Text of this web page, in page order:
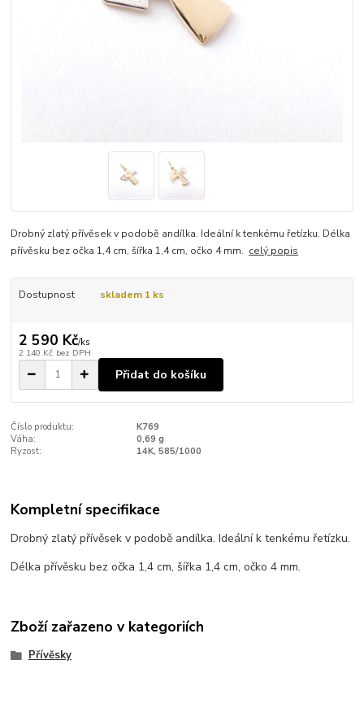
Drobný zlatý přívěsek v podobě andílka. Ideální k tenkému řetízku. Délka
přívěsku bez očka 1,4 cm, šířka 1,4 cm, očko 4 mm. celý popis
Dostupnost skladem 1 ks
2 590 Kč/ks
2 140 Kč bez DPH
Přidat do košíku
Číslo produktu:
K769
Váha:
0,69 g
Ryzost:
14K, 585/1000
Kompletní specifikace
Drobný zlatý přívěsek v podobě andílka. Ideální k tenkému řetízku.
Délka přívěsku bez očka 1,4 cm, šířka 1,4 cm, očko 4 mm.
Zboží zařazeno v kategoriích
Přívěsky